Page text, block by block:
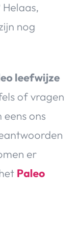
nog
leefwijze
of vragen
ons
er
Paleo